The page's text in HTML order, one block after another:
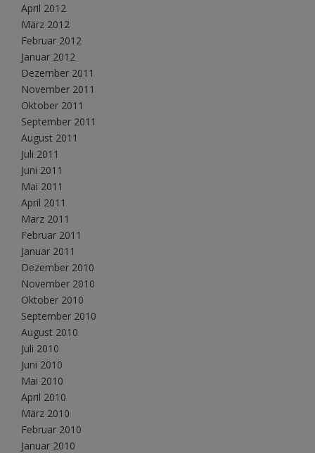
April 2012
März 2012
Februar 2012
Januar 2012
Dezember 2011
November 2011
Oktober 2011
September 2011
August 2011
Juli 2011
Juni 2011
Mai 2011
April 2011
März 2011
Februar 2011
Januar 2011
Dezember 2010
November 2010
Oktober 2010
September 2010
August 2010
Juli 2010
Juni 2010
Mai 2010
April 2010
März 2010
Februar 2010
Januar 2010